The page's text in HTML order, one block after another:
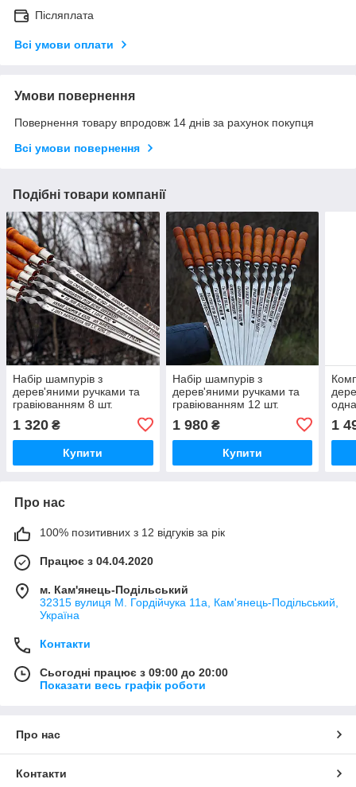
Післяплата
Всі умови оплати
Умови повернення
Повернення товару впродовж 14 днів за рахунок покупця
Всі умови повернення
Подібні товари компанії
Набір шампурів з
дерев'яними ручками та
гравіюванням 8 шт.
1 320 ₴
Купити
Набір шампурів з
дерев'яними ручками та
гравіюванням 12 шт.
1 980₴
Купити
1
Про нас
100% позитивних з 12 відгуків за рік
Працює з 04.04.2020
м. Кам'янець-Подільський
32315 вулиця М. Гордійчука 11а, Кам'янець-Подільський,
Україна
Контакти
Сьогодні працює з 09:00 до 20:00
Показати весь графік роботи
Про нас
Контакти